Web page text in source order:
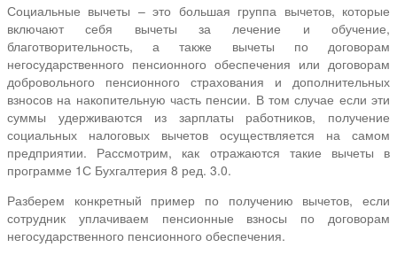
Социальные вычеты – это большая группа вычетов, которые
включают себя вычеты за лечение и обучение,
благотворительность, а также вычеты по договорам
негосударственного пенсионного обеспечения или договорам
добровольного пенсионного страхования и дополнительных
взносов на накопительную часть пенсии. В том случае если эти
суммы удерживаются из зарплаты работников, получение
социальных налоговых вычетов осуществляется на самом
предприятии. Рассмотрим, как отражаются такие вычеты в
программе 1С Бухгалтерия 8 ред. 3.0.
Разберем конкретный пример по получению вычетов, если
сотрудник уплачиваем пенсионные взносы по договорам
негосударственного пенсионного обеспечения.